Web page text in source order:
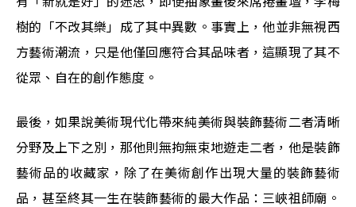
樹的「不改其樂」成了其中異數。事實上，他並非無視西
方藝術潮流，只是他僅回應符合其品味者，這顯現了其不
從眾、自在的創作態度。
最後，如果說美術現代化帶來純美術與裝飾藝術二者清晰
分野及上下之別，那他則無拘無束地遊走二者，他是裝飾
藝術品的收藏家，除了在美術創作出現大量的裝飾藝術
品，甚至終其一生在裝飾藝術的最大作品：三峽祖師廟。